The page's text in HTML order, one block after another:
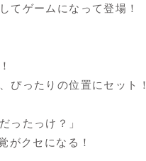
てゲームになって登場！
ぴったりの位置にセット！
ったっけ？」
がクセになる！